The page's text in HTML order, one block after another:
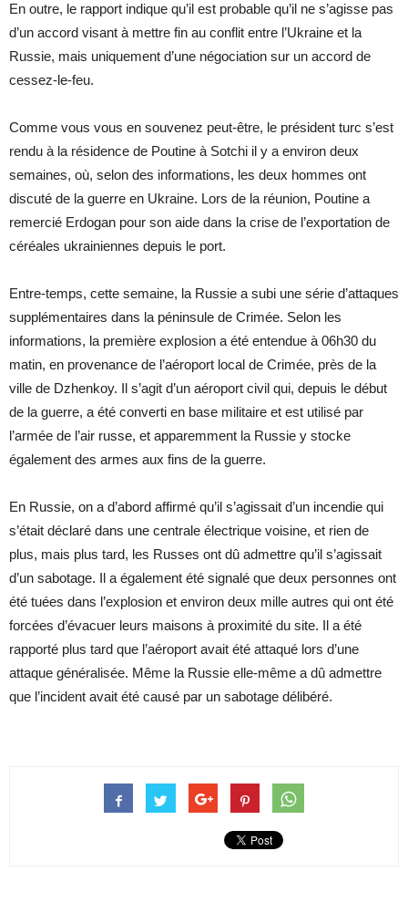
En outre, le rapport indique qu’il est probable qu’il ne s’agisse pas
d’un accord visant à mettre fin au conflit entre l’Ukraine et la
Russie, mais uniquement d’une négociation sur un accord de
cessez-le-feu.
Comme vous vous en souvenez peut-être, le président turc s’est
rendu à la résidence de Poutine à Sotchi il y a environ deux
semaines, où, selon des informations, les deux hommes ont
discuté de la guerre en Ukraine. Lors de la réunion, Poutine a
remercié Erdogan pour son aide dans la crise de l’exportation de
céréales ukrainiennes depuis le port.
Entre-temps, cette semaine, la Russie a subi une série d’attaques
supplémentaires dans la péninsule de Crimée. Selon les
informations, la première explosion a été entendue à 06h30 du
matin, en provenance de l’aéroport local de Crimée, près de la
ville de Dzhenkoy. Il s’agit d’un aéroport civil qui, depuis le début
de la guerre, a été converti en base militaire et est utilisé par
l’armée de l’air russe, et apparemment la Russie y stocke
également des armes aux fins de la guerre.
En Russie, on a d’abord affirmé qu’il s’agissait d’un incendie qui
s’était déclaré dans une centrale électrique voisine, et rien de
plus, mais plus tard, les Russes ont dû admettre qu’il s’agissait
d’un sabotage. Il a également été signalé que deux personnes ont
été tuées dans l’explosion et environ deux mille autres qui ont été
forcées d’évacuer leurs maisons à proximité du site. Il a été
rapporté plus tard que l’aéroport avait été attaqué lors d’une
attaque généralisée. Même la Russie elle-même a dû admettre
que l’incident avait été causé par un sabotage délibéré.